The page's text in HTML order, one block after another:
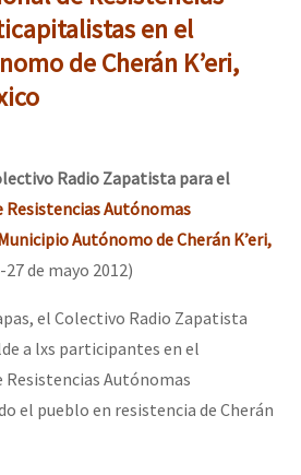
a Humanidade”
globales por la libertad de Jesús
Virá” se publica no Estado Espanhol
saiba! Nossas lutas pela
en el
de Cherán K’eri,
Radio Zapatista para el
Resistencias Autónomas
Autónomo de Cherán K’eri,
27 de mayo 2012)
el Colectivo Radio Zapatista
a lxs participantes en el
Autónomas
el pueblo en resistencia de Cherán